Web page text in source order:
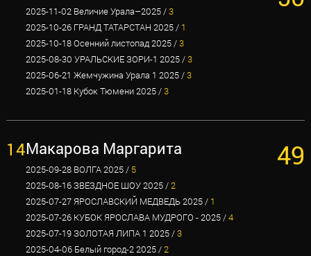
2025-11-02 Величие Урала–2025 /3
2025-10-26 ГРАНД ТАТАРСТАН 2025 / 1
2025-10-18 Осенний листопад 2025 /3
2025-08-30 УРАЛЬСКИЕ ЗОРИ-1 2025 /3
2025-06-21 Жемчужина Урала 1 2025 /3
2025-01-18 Кубок Тюмени 2025 /3
14Макарова Маргарита
2025-09-28 ВОЛГА 2025 / 5
2025-08-16 ЗВЕЗДНОЕ ШОУ 2025 /2
2025-07-27 ЯРОСЛАВСКИЙ МЕДВЕДЬ 2025 / 1
2025-07-26 КУБОК ЯРОСЛАВА МУДРОГО - 2025 /4
2025-07-19 ЗОЛОТАЯ ЛИПА 1 2025 /3
2025-04-06 Белый город-2 2025 /2
49